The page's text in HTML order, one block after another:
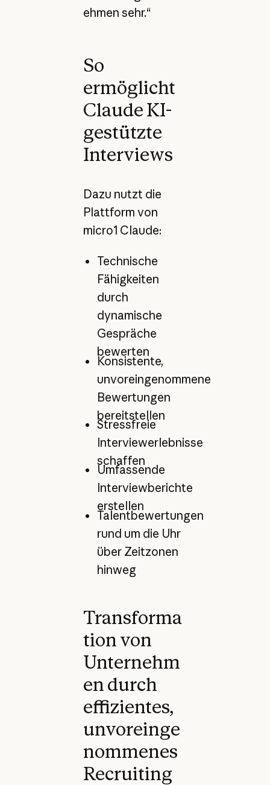
ehmen sehr.“
So
ermöglicht
Claude KI-
gestützte
Interviews
Dazu nutzt die
Plattform von
micro1 Claude:
Technische
Fähigkeiten
durch
dynamische
Gespräche
bewerten
Konsistente,
unvoreingenommene
Bewertungen
bereitstellen
Stressfreie
Interviewerlebnisse
schaffen
Umfassende
Interviewberichte
erstellen
Talentbewertungen
rund um die Uhr
über Zeitzonen
hinweg
Transforma
tion von
Unternehm
en durch
effizientes,
unvoreinge
nommenes
Recruiting